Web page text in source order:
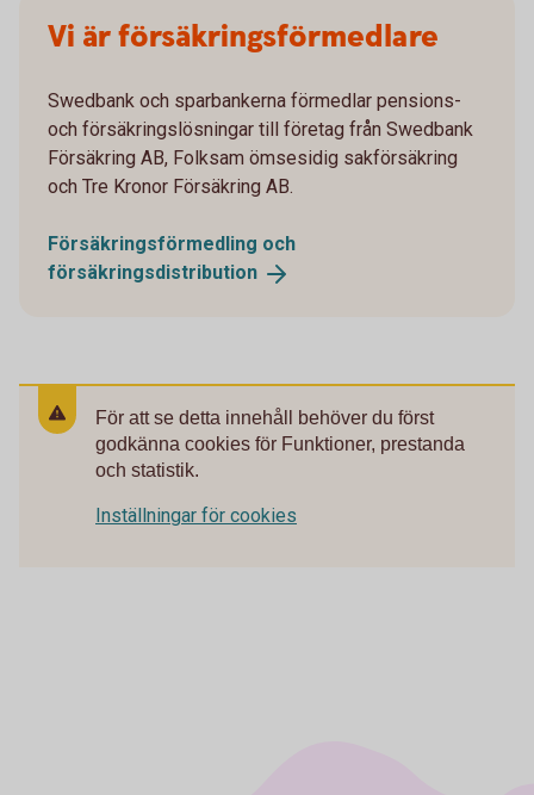
Vi är försäkringsförmedlare
Swedbank och sparbankerna förmedlar pensions-
och försäkringslösningar till företag från Swedbank
Försäkring AB, Folksam ömsesidig sakförsäkring
och Tre Kronor Försäkring AB.
Försäkringsförmedling och
försäkringsdistribution
För att se detta innehåll behöver du först
godkänna cookies för Funktioner, prestanda
och statistik.
Inställningar för cookies